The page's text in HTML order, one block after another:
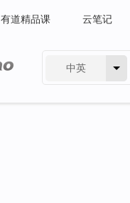
有道精品课 云笔记
中英